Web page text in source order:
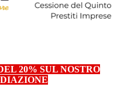
20% SUL NOSTRO